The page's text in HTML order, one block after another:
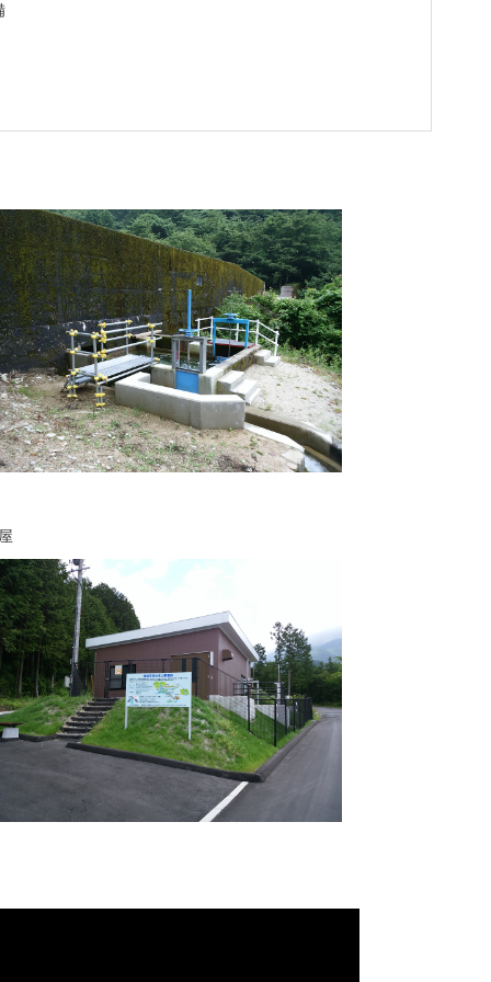
G FOR
THE
FUTUR
E